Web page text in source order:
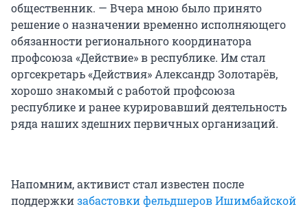
общественник. — Вчера мною было принято
решение о назначении временно исполняющего
обязанности регионального координатора
профсоюза «Действие» в республике. Им стал
оргсекретарь «Действия» Александр Золотарёв,
хорошо знакомый с работой профсоюза
республике и ранее курировавший деятельность
ряда наших здешних первичных организаций.
Напомним, активист стал известен после
поддержкизабастовки фельдшеров Ишимбайской